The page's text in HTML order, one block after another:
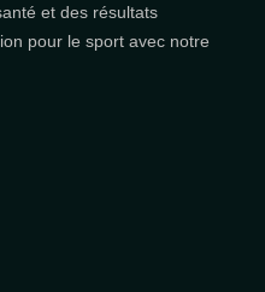
et des résultats
pour le sport avec notre